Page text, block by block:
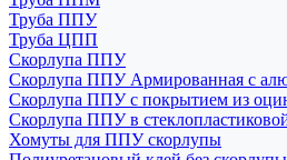
Труба ППУ
Труба ЦПП
Скорлупа ППУ
Скорлупа ППУ Армированная с
Скорлупа ППУ с покрытием из
Скорлупа ППУ в
Хомуты для ППУ скорлупы